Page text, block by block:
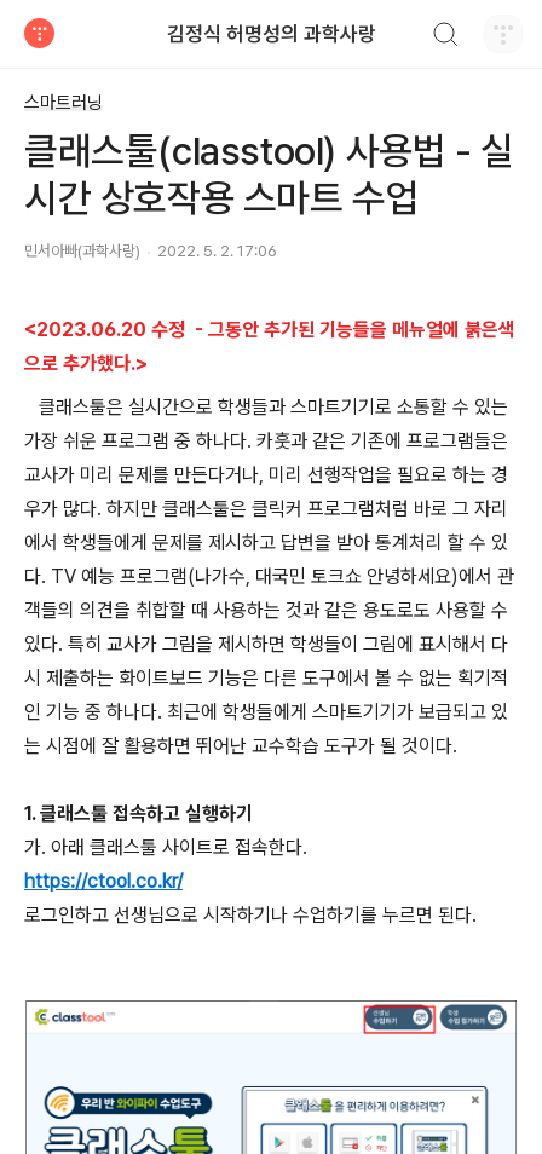
김정식 허명성의 과학사랑
스마트러닝
클래스툴(classtool) 사용법 - 실
시간 상호작용 스마트 수업
민서아빠(과학사랑) 2022. 5. 2. 17:06
<2023.06.20 수정 - 그동안 추가된 기능들을 메뉴얼에 붉은색
으로 추가했다.>
클래스툴은 실시간으로 학생들과 스마트기기로 소통할 수 있는
가장 쉬운 프로그램 중 하나다. 카훗과 같은 기존에 프로그램들은
교사가 미리 문제를 만든다거나, 미리 선행작업을 필요로 하는 경
우가 많다. 하지만 클래스툴은 클릭커 프로그램처럼 바로 그 자리
에서 학생들에게 문제를 제시하고 답변을 받아 통계처리 할 수 있
다. TV 예능 프로그램(나가수, 대국민 토크쇼 안녕하세요)에서 관
객들의 의견을 취합할 때 사용하는 것과 같은 용도로도 사용할 수
있다. 특히 교사가 그림을 제시하면 학생들이 그림에 표시해서 다
시 제출하는 화이트보드 기능은 다른 도구에서 볼 수 없는 획기적
인 기능 중 하나다. 최근에 학생들에게 스마트기기가 보급되고 있
는 시점에 잘 활용하면 뛰어난 교수학습 도구가 될 것이다.
1. 클래스툴 접속하고 실행하기
가. 아래 클래스툴 사이트로 접속한다.
https://ctool.co.kr/
로그인하고 선생님으로 시작하기나 수업하기를 누르면 된다.